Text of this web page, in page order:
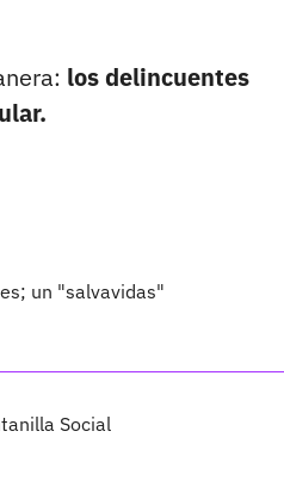
los delincuentes
un "salvavidas"
Social